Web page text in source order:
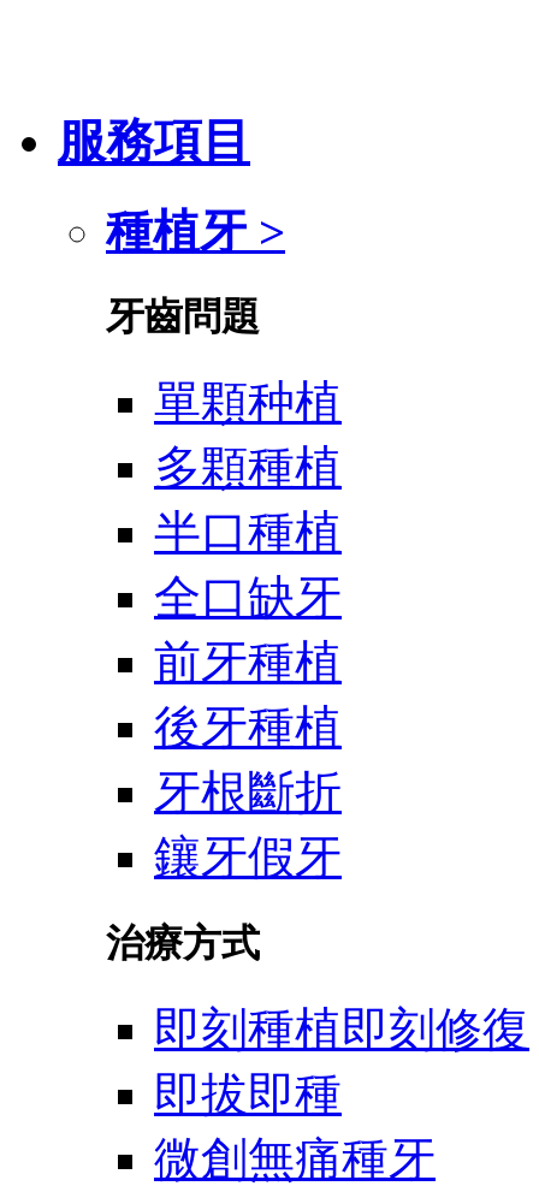
服務項目
種植牙 >
牙齒問題
單顆种植
多顆種植
半口種植
全口缺牙
前牙種植
後牙種植
牙根斷折
鑲牙假牙
治療方式
即刻種植即刻修復
即拔即種
微創無痛種牙